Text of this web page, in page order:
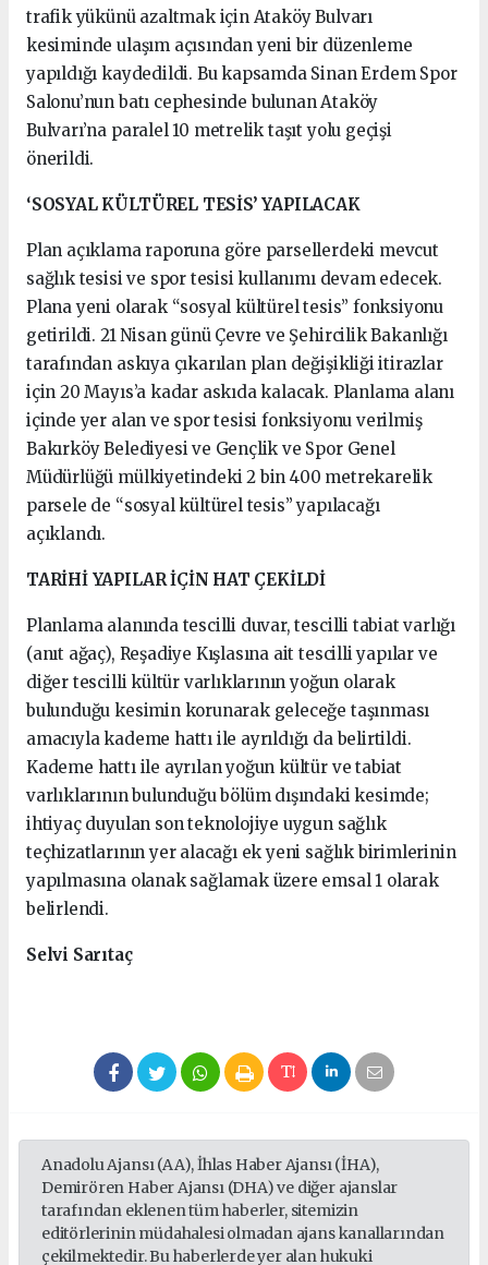
trafik yükünü azaltmak için Ataköy Bulvarı
kesiminde ulaşım açısından yeni bir düzenleme
yapıldığı kaydedildi. Bu kapsamda Sinan Erdem Spor
Salonu’nun batı cephesinde bulunan Ataköy
Bulvarı’na paralel 10 metrelik taşıt yolu geçişi
önerildi.
‘SOSYAL KÜLTÜREL TESİS’ YAPILACAK
Plan açıklama raporuna göre parsellerdeki mevcut
sağlık tesisi ve spor tesisi kullanımı devam edecek.
Plana yeni olarak “sosyal kültürel tesis” fonksiyonu
getirildi. 21 Nisan günü Çevre ve Şehircilik Bakanlığı
tarafından askıya çıkarılan plan değişikliği itirazlar
için 20 Mayıs’a kadar askıda kalacak. Planlama alanı
içinde yer alan ve spor tesisi fonksiyonu verilmiş
Bakırköy Belediyesi ve Gençlik ve Spor Genel
Müdürlüğü mülkiyetindeki 2 bin 400 metrekarelik
parsele de “sosyal kültürel tesis” yapılacağı
açıklandı.
TARİHİ YAPILAR İÇİN HAT ÇEKİLDİ
Planlama alanında tescilli duvar, tescilli tabiat varlığı
(anıt ağaç), Reşadiye Kışlasına ait tescilli yapılar ve
diğer tescilli kültür varlıklarının yoğun olarak
bulunduğu kesimin korunarak geleceğe taşınması
amacıyla kademe hattı ile ayrıldığı da belirtildi.
Kademe hattı ile ayrılan yoğun kültür ve tabiat
varlıklarının bulunduğu bölüm dışındaki kesimde;
ihtiyaç duyulan son teknolojiye uygun sağlık
teçhizatlarının yer alacağı ek yeni sağlık birimlerinin
yapılmasına olanak sağlamak üzere emsal 1 olarak
belirlendi.
Selvi Sarıtaç
Anadolu Ajansı (AA), İhlas Haber Ajansı (İHA),
Demirören Haber Ajansı (DHA) ve diğer ajanslar
tarafından eklenen tüm haberler, sitemizin
editörlerinin müdahalesi olmadan ajans kanallarından
çekilmektedir. Bu haberlerde yer alan hukuki